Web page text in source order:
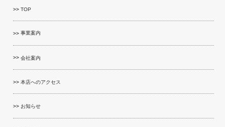
TOP
事業案内
会社案内
本店へのアクセス
お知らせ